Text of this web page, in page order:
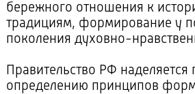
бережного отношения к
традициям, формирование у
поколения духовно-
Правительство РФ
определению принципов